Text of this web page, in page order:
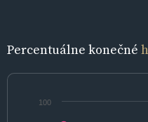
Percentuálne konečné
100